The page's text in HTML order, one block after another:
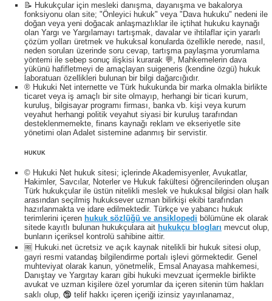
📝 Hukukçular için mesleki danışma, dayanışma ve bakalorya
fonksiyonu olan site; "Önleyici hukuk" veya "Dava hukuku" nedeni ile
doğan veya yeni doğacak anlaşmazlıklar ile içtihat hukuku kaynağı
olan Yargı ve Yargılamayı tartışmak, davalar ve ihtilaflar için yararlı
çözüm yolları üretmek ve hukuksal konularda özellikle nerede, nasıl,
neden soruları üzerinde soru cevap, tartışma paylaşma yorumlama
yöntemi ile sebep sonuç ilişkisi kurarak 💬, Mahkemelerin dava
yükünü hafifletmeyi de amaçlayan suigeneris (kendine özgü) hukuk
laboratuarı özellikleri bulunan bir bilgi dağarcığıdır.
® Hukuki Net internette ve Türk hukukunda bir marka olmakla birlikte
ticaret veya iş amaçlı bir site olmayıp, herhangi bir ticari kurum,
kuruluş, bilgisayar programı firması, banka vb. kişi veya kurum
veyahut herhangi politik veyahut siyasi bir kuruluş tarafından
desteklenmemekte, finans kaynağı reklam ve ekseriyetle site
yönetimi olan Adalet sistemine adanmış bir servistir.
HUKUK
© Hukuki Net hukuk sitesi; içlerinde Akademisyenler, Avukatlar,
Hakimler, Savcılar, Noterler ve Hukuk fakültesi öğrencilerinden oluşan
Türk hukukçular ile üstün nitelikli meslek ve hukuksal bilgisi olan halk
arasından seçilmiş hukuksever uzman bilirkişi ekibi tarafından
hazırlanmakta ve idare edilmektedir. Türkçe ve yabancı hukuk
terimlerini içeren hukuk sözlüğü ve ansiklopedi bölümüne ek olarak
sitede kayıtlı bulunan hukukçulara ait hukukçu blogları mevcut olup,
bunların içeriksel kontrolü sahibine aittir.
🆓 Hukuki.net ücretsiz ve açık kaynak nitelikli bir hukuk sitesi olup,
gayri resmi vatandaş bilgilendirme portalı işlevi görmektedir. Genel
muhteviyat olarak kanun, yönetmelik, Emsal Anayasa mahkemesi,
Danıştay ve Yargıtay kararı gibi hukuki mevzuat içermekle birlikte
avukat ve uzman kişilere özel yorumlar da içeren sitenin tüm hakları
saklı olup, 🕲 telif hakkı içeren içeriği izinsiz yayınlanamaz,